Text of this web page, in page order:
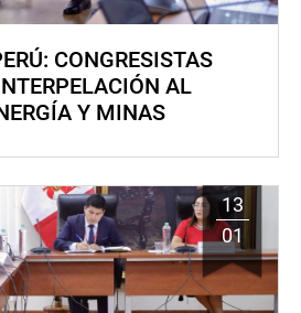
CONGRESISTAS
AL
Y MINAS
13
01